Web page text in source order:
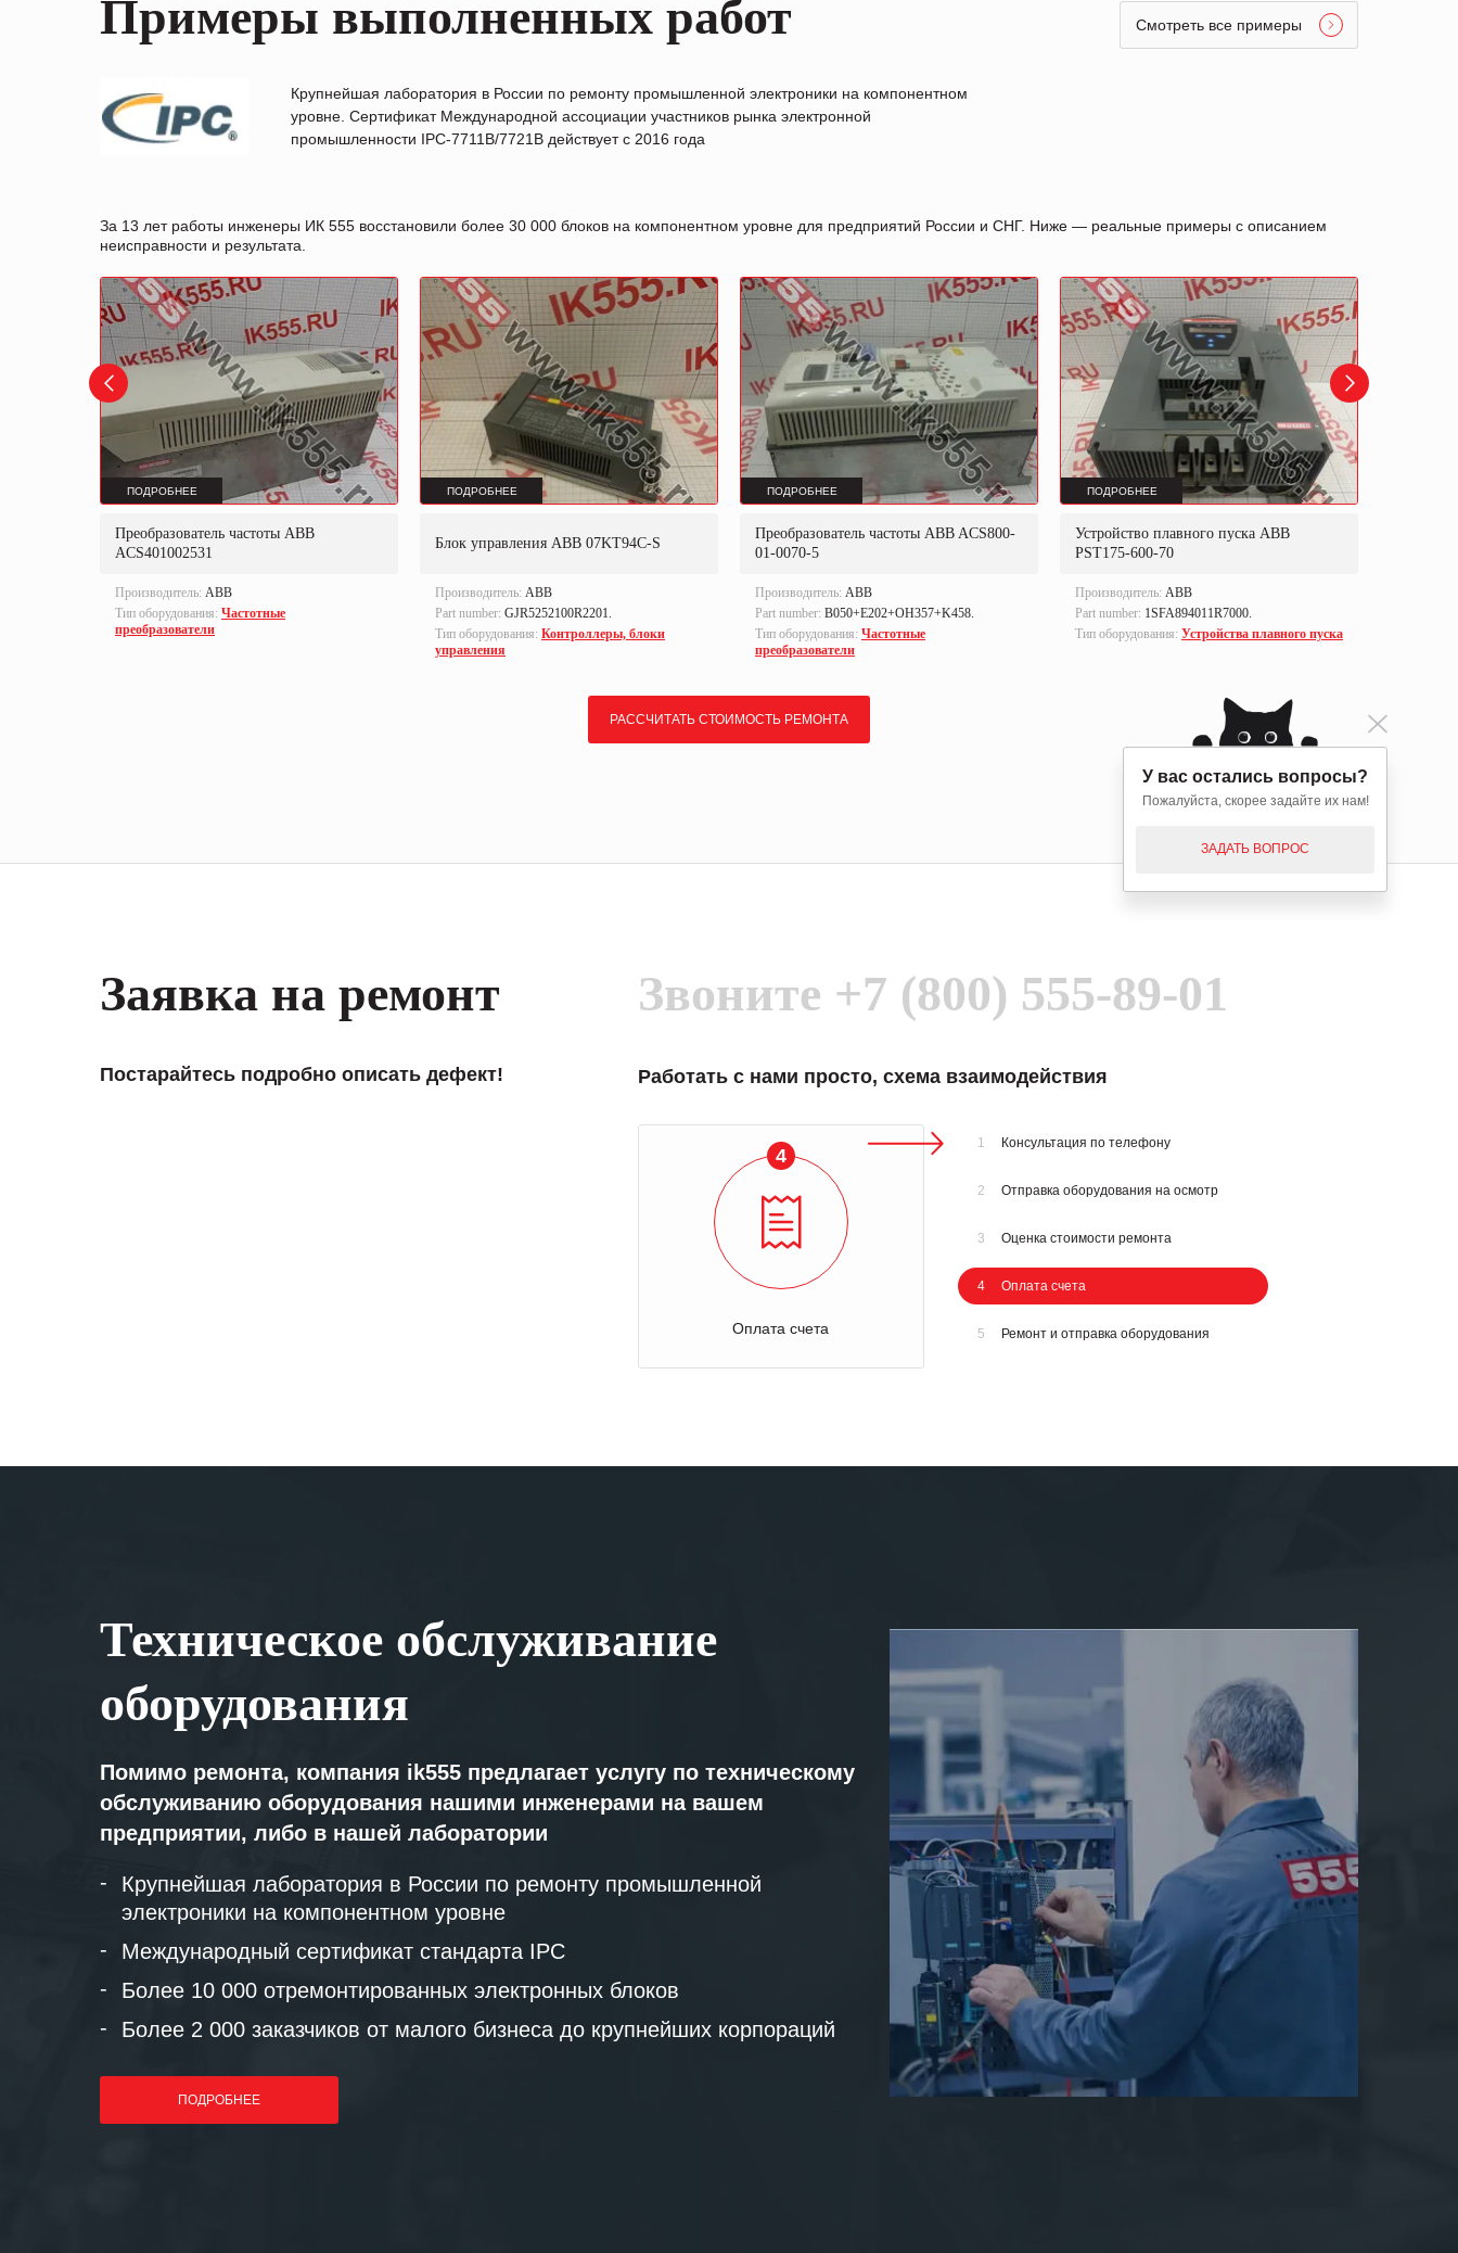
Примеры выполненных работ
Крупнейшая лаборатория в России по ремонту промышленной электроники на компонентном
уровне. Сертификат Международной ассоциации участников рынка электронной
промышленности IPC-7711B/7721B действует с 2016 года
Смотреть все примеры
За 13 лет работы инженеры ИК 555 восстановили более 30 000 блоков на компонентном уровне для предприятий России и СНГ. Ниже — реальные примеры с описанием
неисправности и результата.
ПОДРОБНЕЕ
Преобразователь частоты ABB
ACS401002531
Производитель: ABB
Тип оборудования: Частотные
преобразователи
ПОДРОБНЕЕ
Блок управления ABB 07KT94C-S
Производитель: ABB
Part number: GJR5252100R2201.
Тип оборудования: Контроллеры, блоки
управления
ПОДРОБНЕЕ
Преобразователь частоты ABB ACS800-
01-0070-5
Производитель: ABB
Part number: B050+E202+OH357+K458.
Тип оборудования: Частотные
преобразователи
ПОДРОБНЕЕ
Устройство плавного пуска ABB
PST175-600-70
Производитель: ABB
Part number: 1SFA894011R7000.
Тип оборудования: Устройства плавного пуска
РАССЧИТАТЬ СТОИМОСТЬ РЕМОНТА
Заявка на ремонт
Постарайтесь подробно описать дефект!
Звоните +7 (800) 555-89-01
Работать с нами просто, схема взаимодействия
4
Оплата счета
1 Консультация по телефону
2 Отправка оборудования на осмотр
3 Оценка стоимости ремонта
4 Оплата счета
5 Ремонт и отправка оборудования
Техническое обслуживание
оборудования
Помимо ремонта, компания ik555 предлагает услугу по техническому
обслуживанию оборудования нашими инженерами на вашем
предприятии, либо в нашей лаборатории
Крупнейшая лаборатория в России по ремонту промышленной
электроники на компонентном уровне
Международный сертификат стандарта IPC
Более 10 000 отремонтированных электронных блоков
Более 2 000 заказчиков от малого бизнеса до крупнейших корпораций
ПОДРОБНЕЕ
У вас остались вопросы?
Пожалуйста, скорее задайте их нам!
ЗАДАТЬ ВОПРОС